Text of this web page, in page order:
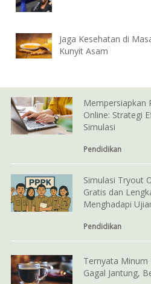
Jaga Kesehatan di
Kunyit Asam
Mempersiapkan
Online: Strategi
Simulasi
Pendidikan
Simulasi Tryout
Gratis dan
Menghadapi
Pendidikan
Ternyata Minum
Gagal Jantung,